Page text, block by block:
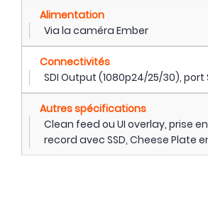
Alimentation
Via la caméra Ember
Connectivités
SDI Output (1080p24/25/30), port
Autres spécifications
Clean feed ou UI overlay, prise
record avec SSD, Cheese Plate